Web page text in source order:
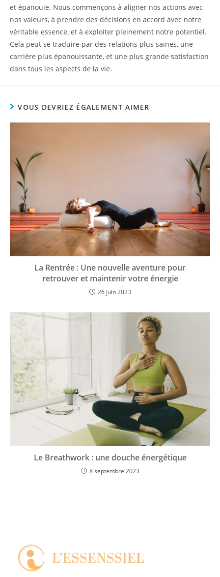
et épanouie. Nous commençons à aligner nos actions avec
nos valeurs, à prendre des décisions en accord avec notre
véritable essence, et à exploiter pleinement notre potentiel.
Cela peut se traduire par des relations plus saines, une
carrière plus épanouissante, et une plus grande satisfaction
dans tous les aspects de la vie.
VOUS DEVRIEZ ÉGALEMENT AIMER
La Rentrée : Une nouvelle aventure pour
retrouver et maintenir votre énergie
26 juin 2023
Le Breathwork : une douche énergétique
8 septembre 2023